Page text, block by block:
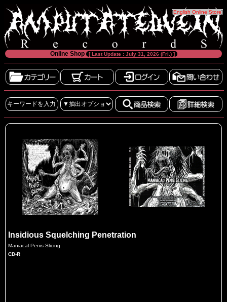
[English Online Store]
Online Shop [ Last Update : July 31, 2026 (Fri.) ]
Insidious Squelching Penetration
Maniacal Penis Slicing
CD-R